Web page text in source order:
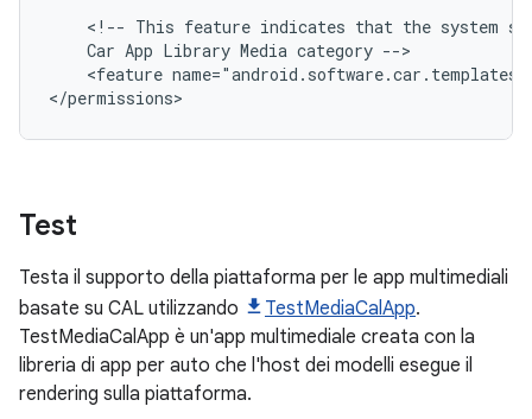
<!-- This feature indicates that the system
Car App Library Media category
<feature
Test
Testa il supporto della piattaforma per le app multimediali
basate su CAL utilizzando
TestMediaCalApp.
TestMediaCalApp è un'app multimediale creata con la
libreria di app per auto che l'host dei modelli esegue il
rendering sulla piattaforma.